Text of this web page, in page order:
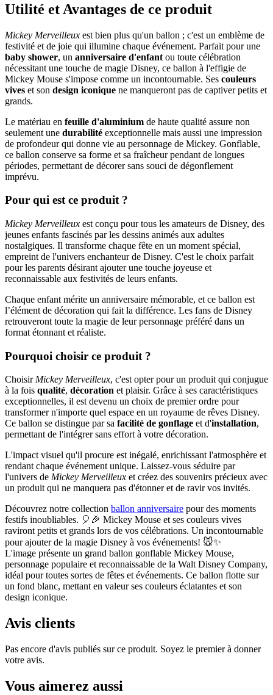
Utilité et Avantages de ce produit
Mickey Merveilleux est bien plus qu'un ballon ; c'est un emblème de
festivité et de joie qui illumine chaque événement. Parfait pour une
baby shower, un anniversaire d'enfant ou toute célébration
nécessitant une touche de magie Disney, ce ballon à l'effigie de
Mickey Mouse s'impose comme un incontournable. Ses couleurs
vives et son design iconique ne manqueront pas de captiver petits et
grands.
Le matériau en feuille d'aluminium de haute qualité assure non
seulement une durabilité exceptionnelle mais aussi une impression
de profondeur qui donne vie au personnage de Mickey. Gonflable,
ce ballon conserve sa forme et sa fraîcheur pendant de longues
périodes, permettant de décorer sans souci de dégonflement
imprévu.
Pour qui est ce produit ?
Mickey Merveilleux est conçu pour tous les amateurs de Disney, des
jeunes enfants fascinés par les dessins animés aux adultes
nostalgiques. Il transforme chaque fête en un moment spécial,
empreint de l'univers enchanteur de Disney. C'est le choix parfait
pour les parents désirant ajouter une touche joyeuse et
reconnaissable aux festivités de leurs enfants.
Chaque enfant mérite un anniversaire mémorable, et ce ballon est
l’élément de décoration qui fait la différence. Les fans de Disney
retrouveront toute la magie de leur personnage préféré dans un
format étonnant et réaliste.
Pourquoi choisir ce produit ?
Choisir Mickey Merveilleux, c'est opter pour un produit qui conjugue
à la fois qualité, décoration et plaisir. Grâce à ses caractéristiques
exceptionnelles, il est devenu un choix de premier ordre pour
transformer n'importe quel espace en un royaume de rêves Disney.
Ce ballon se distingue par sa facilité de gonflage et d'installation,
permettant de l'intégrer sans effort à votre décoration.
L'impact visuel qu'il procure est inégalé, enrichissant l'atmosphère et
rendant chaque événement unique. Laissez-vous séduire par
l'univers de Mickey Merveilleux et créez des souvenirs précieux avec
un produit qui ne manquera pas d'étonner et de ravir vos invités.
Découvrez notre collection ballon anniversaire pour des moments
festifs inoubliables. 🎈🎉 Mickey Mouse et ses couleurs vives
raviront petits et grands lors de vos célébrations. Un incontournable
pour ajouter de la magie Disney à vos événements! 🐭✨
L'image présente un grand ballon gonflable Mickey Mouse,
personnage populaire et reconnaissable de la Walt Disney Company,
idéal pour toutes sortes de fêtes et événements. Ce ballon flotte sur
un fond blanc, mettant en valeur ses couleurs éclatantes et son
design iconique.
Avis clients
Pas encore d'avis publiés sur ce produit. Soyez le premier à donner
votre avis.
Vous aimerez aussi